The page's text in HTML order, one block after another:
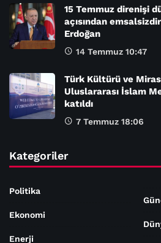
15 Temmuz direnişi
açısından
Erdoğan
14 Temmuz 10:47
Türk Kültürü ve
Uluslararası İslam
katıldı
7 Temmuz 18:06
Kategoriler
Politika
Ekonomi
Enerji